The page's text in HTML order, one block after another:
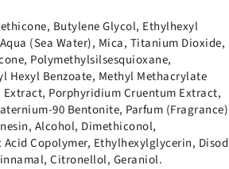
Butylene Glycol, Ethylhexyl
(Sea Water), Mica, Titanium Dioxide,
Polymethylsilsesquioxane,
Hexyl Benzoate, Methyl Methacrylate
Porphyridium Cruentum Extract,
90 Bentonite, Parfum
Alcohol, Dimethiconol,
Copolymer, Ethylhexylglycerin,
Citronellol, Geraniol.